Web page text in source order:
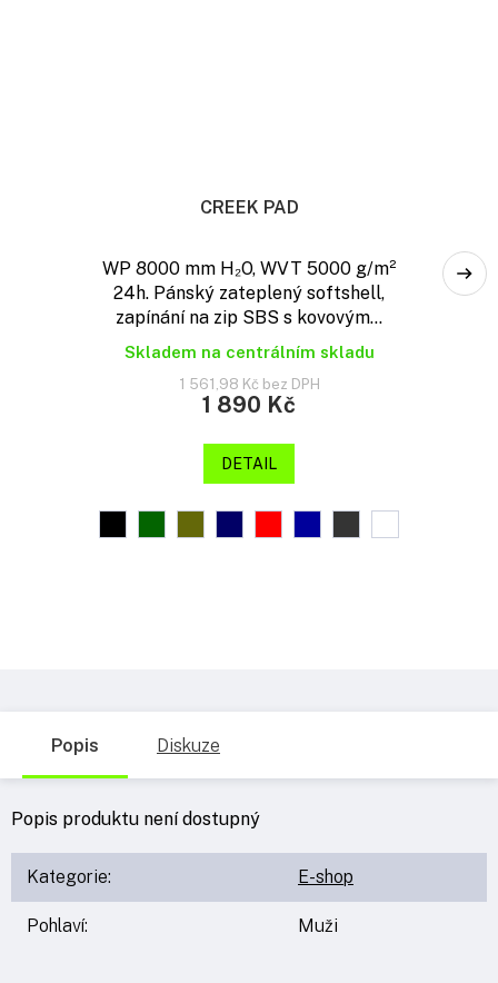
CREEK PAD
WP 8000 mm H₂O, WVT 5000 g/m²
24h. Pánský zateplený softshell,
zapínání na zip SBS s kovovým...
Skladem na centrálním skladu
1 561,98 Kč bez DPH
1 890 Kč
DETAIL
Popis Diskuze
Popis produktu není dostupný
Kategorie: E-shop
Pohlaví: Muži